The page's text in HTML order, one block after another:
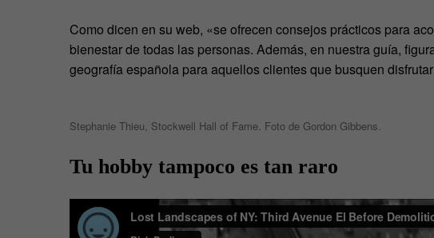
Como dicen en su web, «se ofrecen consejos prácticos para
bienestar de todas las personas. Además, en nuestra guía,
geografía española para aquellos clientes que busquen
Stephanie Thieu, Stockwell Hall of Fame. Foto de Gordon Gibbens.
Tu hobby tampoco es tan raro